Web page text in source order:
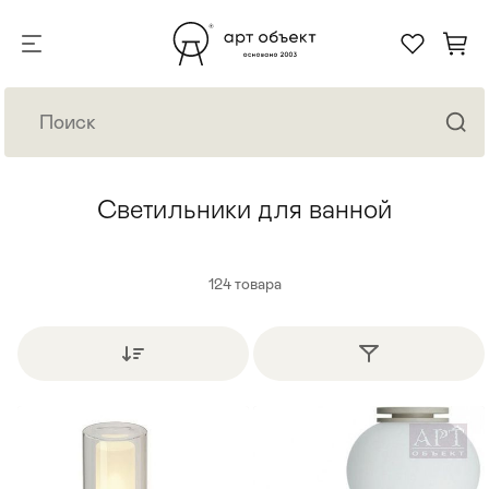
Светильники для ванной
124товара